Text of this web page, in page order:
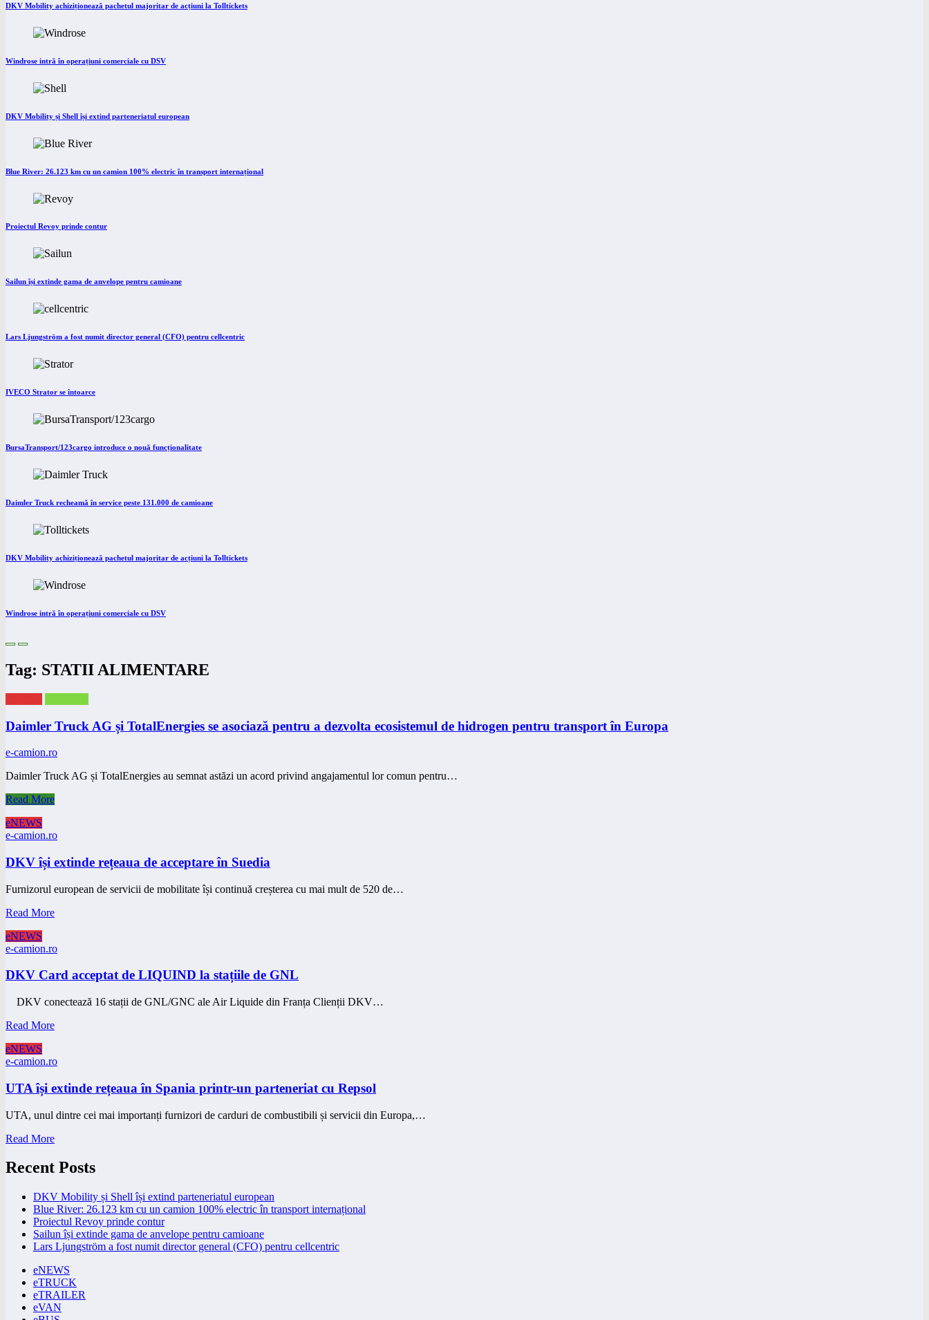
DKV Mobility achiziționează pachetul majoritar de acțiuni la Tolltickets
Windrose intră în operațiuni comerciale cu DSV
DKV Mobility și Shell își extind parteneriatul european
Blue River: 26.123 km cu un camion 100% electric în transport internațional
Proiectul Revoy prinde contur
Sailun își extinde gama de anvelope pentru camioane
Lars Ljungström a fost numit director general (CFO) pentru cellcentric
IVECO Strator se întoarce
BursaTransport/123cargo introduce o nouă funcționalitate
Daimler Truck recheamă în service peste 131.000 de camioane
DKV Mobility achiziționează pachetul majoritar de acțiuni la Tolltickets
Windrose intră în operațiuni comerciale cu DSV
Tag: STATII ALIMENTARE
Daimler Truck AG și TotalEnergies se asociază pentru a dezvolta ecosistemul de hidrogen pentru transport în Europa
e-camion.ro
Daimler Truck AG și TotalEnergies au semnat astăzi un acord privind angajamentul lor comun pentru…
Read More
eNEWS
e-camion.ro
DKV își extinde rețeaua de acceptare în Suedia
Furnizorul european de servicii de mobilitate își continuă creșterea cu mai mult de 520 de…
Read More
eNEWS
e-camion.ro
DKV Card acceptat de LIQUIND la stațiile de GNL
DKV conectează 16 stații de GNL/GNC ale Air Liquide din Franța Clienții DKV…
Read More
eNEWS
e-camion.ro
UTA își extinde rețeaua în Spania printr-un parteneriat cu Repsol
UTA, unul dintre cei mai importanți furnizori de carduri de combustibili și servicii din Europa,…
Read More
Recent Posts
DKV Mobility și Shell își extind parteneriatul european
Blue River: 26.123 km cu un camion 100% electric în transport internațional
Proiectul Revoy prinde contur
Sailun își extinde gama de anvelope pentru camioane
Lars Ljungström a fost numit director general (CFO) pentru cellcentric
eNEWS
eTRUCK
eTRAILER
eVAN